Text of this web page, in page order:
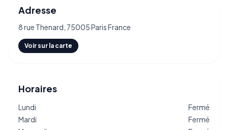
Adresse
8 rue Thenard, 75005 Paris France
Voir sur la carte
Horaires
Lundi
Fermé
Mardi
Fermé